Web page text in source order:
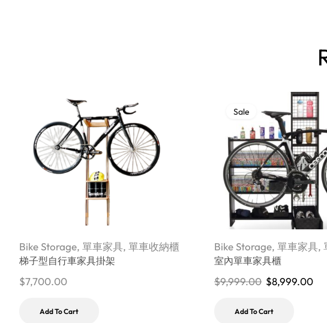
Bike Storage, 單車家具, 單車收納櫃
梯子型自行車家具掛架
$7,700.00
Add To Cart
Sale
Bike Storage, 單車家具,
室內單車家具櫃
$9,999.00 $8,999.00
Add To Cart